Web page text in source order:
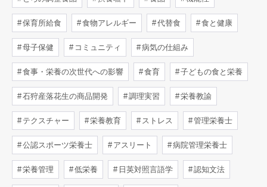
保育所給食 食物アレルギー 代替食 食と健康
母子保健 コミュニティ 病気の仕組み
食事・栄養の次世代への影響 食育 子どもの食と栄養
石狩産落花生の商品開発 調理実習 栄養教諭
テクスチャー 栄養教育 ストレス 管理栄養士
公認スポーツ栄養士 アスリート 病院管理栄養士
栄養管理 低栄養 日英対照言語学 認知文法